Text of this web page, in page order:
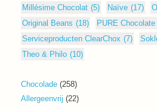
Millésime Chocolat (5) Naïve (17)
Original Beans (18) PURE Chocolate
Serviceproducten ClearChox (7)
Theo & Philo (10)
Chocolade 258258
producten
Allergeenvrij 2222